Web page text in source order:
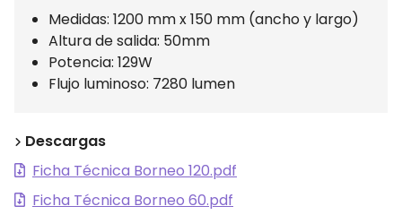
Medidas: 1200 mm x 150 mm (ancho y largo)
Altura de salida: 50mm
Potencia: 129W
Flujo luminoso: 7280 lumen
Descargas
Ficha Técnica Borneo 120.pdf
Ficha Técnica Borneo 60.pdf